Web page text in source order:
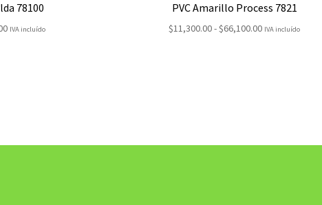
78100
Rango
IVA incluído
PVC Amarillo Process 7821
$11,300.00-$66,100.00Rango
IVA incluído